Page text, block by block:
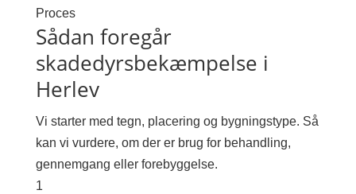
Proces
Sådan foregår
skadedyrsbekæmpelse i
Herlev
Vi starter med tegn, placering og bygningstype. Så
kan vi vurdere, om der er brug for behandling,
gennemgang eller forebyggelse.
1